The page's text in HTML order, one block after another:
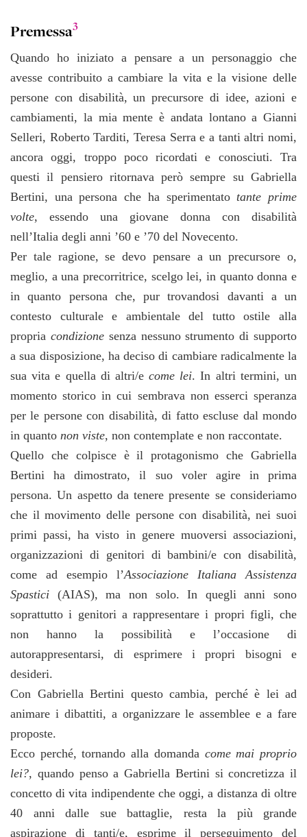
Premessa3
Quando ho iniziato a pensare a un personaggio che
avesse contribuito a cambiare la vita e la visione delle
persone con disabilità, un precursore di idee, azioni e
cambiamenti, la mia mente è andata lontano a Gianni
Selleri, Roberto Tarditi, Teresa Serra e a tanti altri nomi,
ancora oggi, troppo poco ricordati e conosciuti. Tra
questi il pensiero ritornava però sempre su Gabriella
Bertini, una persona che ha sperimentato tante prime
volte, essendo una giovane donna con disabilità
nell’Italia degli anni ’60 e ’70 del Novecento.
Per tale ragione, se devo pensare a un precursore o,
meglio, a una precorritrice, scelgo lei, in quanto donna e
in quanto persona che, pur trovandosi davanti a un
contesto culturale e ambientale del tutto ostile alla
propria condizionesenza nessuno strumento di supporto
a sua disposizione, ha deciso di cambiare radicalmente la
sua vita e quella di altri/ecome lei. In altri termini, un
momento storico in cui sembrava non esserci speranza
per le persone con disabilità, di fatto escluse dal mondo
in quanto non viste, non contemplate e non raccontate.
Quello che colpisce è il protagonismo che Gabriella
Bertini ha dimostrato, il suo voler agire in prima
persona. Un aspetto da tenere presente se consideriamo
che il movimento delle persone con disabilità, nei suoi
primi passi, ha visto in genere muoversi associazioni,
organizzazioni di genitori di bambini/e con disabilità,
come ad esempio l’Associazione Italiana Assistenza
Spastici (AIAS), ma non solo. In quegli anni sono
soprattutto i genitori a rappresentare i propri figli, che
non hanno la possibilità e l’occasione di
autorappresentarsi, di esprimere i propri bisogni e
desideri.
Con Gabriella Bertini questo cambia, perché è lei ad
animare i dibattiti, a organizzare le assemblee e a fare
proposte.
Ecco perché, tornando alla domanda come mai proprio
lei?, quando penso a Gabriella Bertini si concretizza il
concetto di vita indipendente che oggi, a distanza di oltre
40 anni dalle sue battaglie, resta la più grande
aspirazione di tanti/e, esprime il perseguimento del